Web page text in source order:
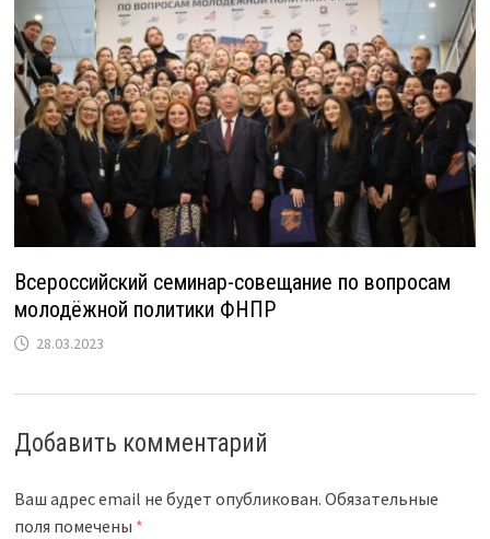
Всероссийский семинар-совещание по вопросам
молодёжной политики ФНПР
28.03.2023
Добавить комментарий
Ваш адрес email не будет опубликован. Обязательные
поля помечены *